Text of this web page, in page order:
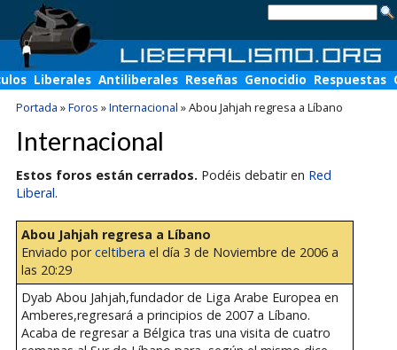
Liberales Antiliberales Reseñas Genocidio Respuestas
Portada »Foros »Internacional »Abou Jahjah regresa a Líbano
Internacional
Estos foros están cerrados. Podéis debatir en Red
Liberal.
Abou Jahjah regresa a Líbano
Enviado porceltibera el día 3 de Noviembre de 2006 a
las 20:29
Dyab Abou Jahjah,fundador de Liga Arabe Europea en
Amberes,regresará a principios de 2007 a Líbano.
Acaba de regresar a Bélgica tras una visita de cuatro